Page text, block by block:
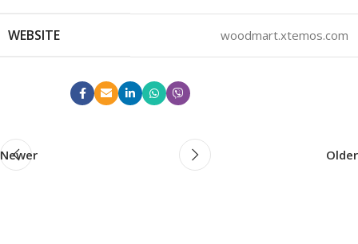
WEBSITE woodmart.xtemos.com
Newer Older